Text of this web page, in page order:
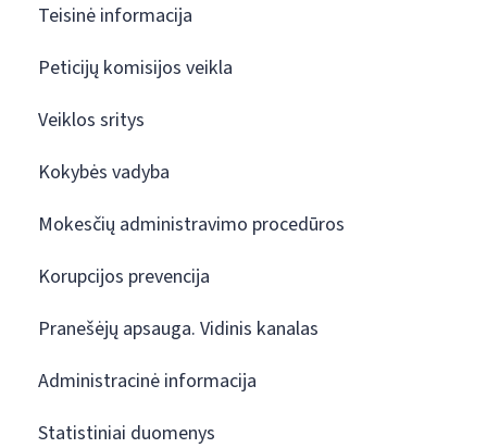
Teisinė informacija
Peticijų komisijos veikla
Veiklos sritys
Kokybės vadyba
Mokesčių administravimo procedūros
Korupcijos prevencija
Pranešėjų apsauga. Vidinis kanalas
Administracinė informacija
Statistiniai duomenys